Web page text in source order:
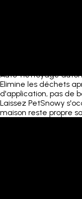
Auto-nettoyage
Elimine les déchets
d'application, pas de
Laissez PetSnowy
maison reste propre